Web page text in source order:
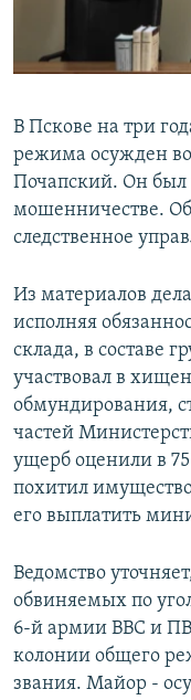
Все сайты РСЕ/РС
В Пскове на три
режима осужден
Почапский. Он
мошенничестве.
следственное
Из материалов
исполняя
склада, в составе
участвовал в
обмундирования,
частей
ущерб оценили в
похитил
его выплатить
Ведомство
обвиняемых по
6-й армии ВВС и
колонии общего
звания. Майор -